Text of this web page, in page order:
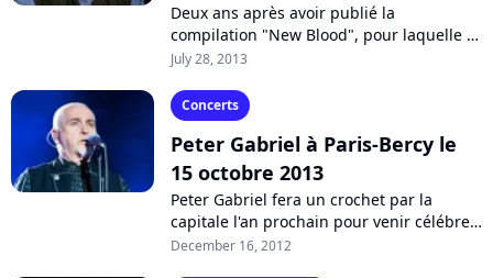
Deux ans après avoir publié la
compilation "New Blood", pour laquelle il
a réenregistré ses plus grands classiques
Peter...
July 28, 2013
Concerts
Peter Gabriel à Paris-Bercy le
15 octobre 2013
Peter Gabriel fera un crochet par la
capitale l'an prochain pour venir célébrer
les 25 ans de l'album "So". L'artiste
December 16, 2012